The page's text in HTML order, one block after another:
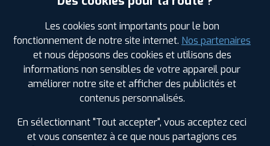
SPÉCIFICATIONS AVIS CLIENTS ÉTIQUETAGE
Les cookies sont importants pour le bon
fonctionnement de notre site internet. Nos partenaires
et nous déposons des cookies et utilisons des
informations non sensibles de votre appareil pour
améliorer notre site et afficher des publicités et
contenus personnalisés.
En sélectionnant "Tout accepter", vous acceptez ceci
et vous consentez à ce que nous partagions ces